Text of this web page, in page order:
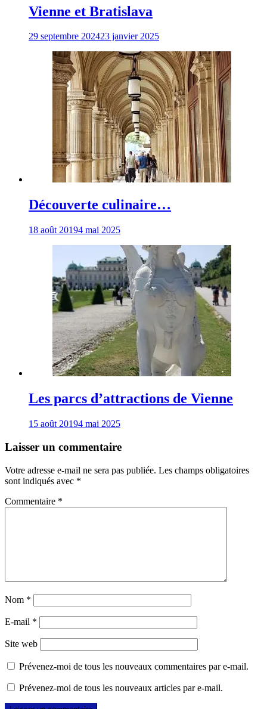
Vienne et Bratislava
29 septembre 202423 janvier 2025
Découverte culinaire…
18 août 20194 mai 2025
Les parcs d’attractions de Vienne
15 août 20194 mai 2025
Laisser un commentaire
Votre adresse e-mail ne sera pas publiée. Les champs obligatoires
sont indiqués avec *
Commentaire *
Nom *
E-mail *
Site web
Prévenez-moi de tous les nouveaux commentaires par e-mail.
Prévenez-moi de tous les nouveaux articles par e-mail.